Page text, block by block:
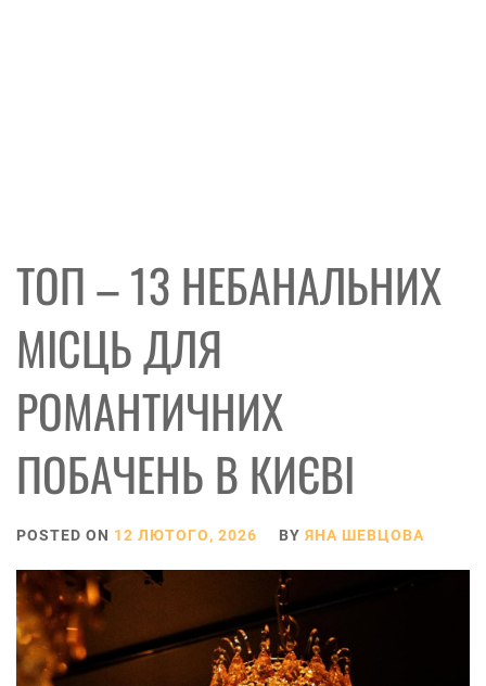
ТОП – 13 НЕБАНАЛЬНИХ
МІСЦЬ ДЛЯ
РОМАНТИЧНИХ
ПОБАЧЕНЬ В КИЄВІ
POSTED ON 12 ЛЮТОГО, 2026 BY ЯНА ШЕВЦОВА